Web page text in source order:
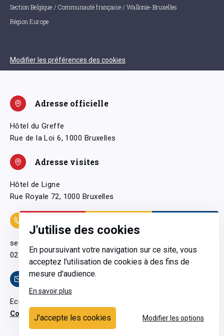
J'utilise des cookies
En poursuivant votre navigation sur ce site, vous
acceptez l'utilisation de cookies à des fins de
mesure d'audience.
En savoir plus
J'accepte les cookies Modifier les options
Section Belgique / Communauté française / Wallonie-Bruxelles
Région Europe
Modifier les préférences des cookies
Adresse officielle
Hôtel du Greffe
Rue de la Loi 6, 1000 Bruxelles
Adresse visites
Hôtel de Ligne
Rue Royale 72, 1000 Bruxelles
secretariatgeneral@pfwb.be
02 506 38 11
Contact
Ecrivez-nous
Contactez-nous